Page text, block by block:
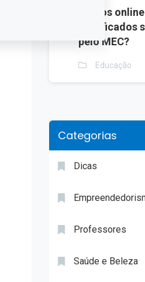
Cursos
certificados
pelo MEC?
Educação
Categorias
Dicas
Professores
Saúde e Beleza